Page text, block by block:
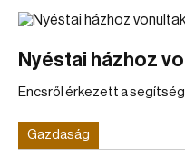
Nyéstai házhoz
Encsről érkezett a
Gazdaság